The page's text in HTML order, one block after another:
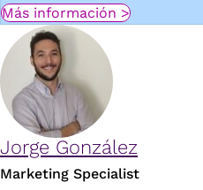
Más información >
Jorge González
Marketing Specialist